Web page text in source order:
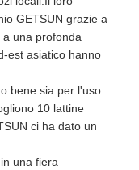
GETSUN grazie a
una profonda
est asiatico hanno
bene sia per l'uso
10 lattine
ci ha dato un
una fiera